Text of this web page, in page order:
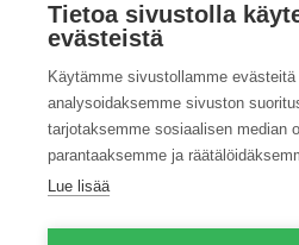
Tilaa
Twitter FacebookYouTubeInstagram
Tietoa sivustolla
evästeistä
Käytämme sivustollamme
analysoidaksemme sivuston
tarjotaksemme sosiaalisen median
parantaaksemme ja
Lue lisää